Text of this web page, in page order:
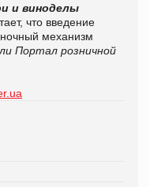
и виноделы
что введение
механизм
Портал розничной